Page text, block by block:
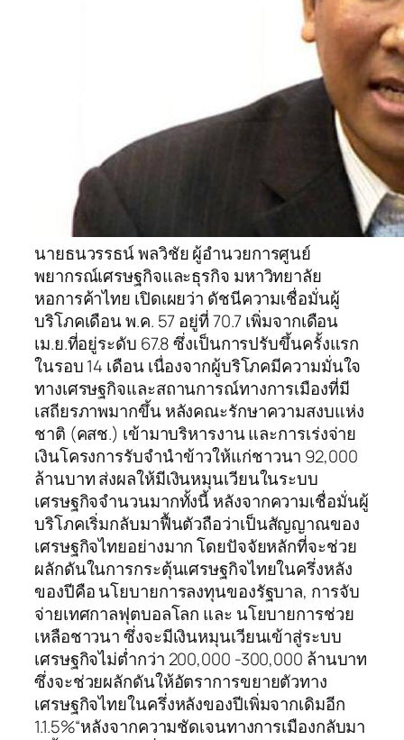
นายธนวรรธน์ พลวิชัย ผู้อำนวยการศูนย์
พยากรณ์เศรษฐกิจและธุรกิจ มหาวิทยาลัย
หอการค้าไทย เปิดเผยว่า ดัชนีความเชื่อมั่นผู้
บริโภคเดือน พ.ค. 57 อยู่ที่ 70.7 เพิ่มจากเดือน
เม.ย.ที่อยู่ระดับ 67.8 ซึ่งเป็นการปรับขึ้นครั้งแรก
ในรอบ 14 เดือน เนื่องจากผู้บริโภคมีความมั่นใจ
ทางเศรษฐกิจและสถานการณ์ทางการเมืองที่มี
เสถียรภาพมากขึ้น หลังคณะรักษาความสงบแห่ง
ชาติ (คสช.) เข้ามาบริหารงาน และการเร่งจ่าย
เงินโครงการรับจำนำข้าวให้แก่ชาวนา 92,000
ล้านบาท ส่งผลให้มีเงินหมุนเวียนในระบบ
เศรษฐกิจจำนวนมากทั้งนี้ หลังจากความเชื่อมั่นผู้
บริโภคเริ่มกลับมาฟื้นตัวถือว่าเป็นสัญญาณของ
เศรษฐกิจไทยอย่างมาก โดยปัจจัยหลักที่จะช่วย
ผลักดันในการกระตุ้นเศรษฐกิจไทยในครึ่งหลัง
ของปีคือ นโยบายการลงทุนของรัฐบาล, การจับ
จ่ายเทศกาลฟุตบอลโลก และ นโยบายการช่วย
เหลือชาวนา ซึ่งจะมีเงินหมุนเวียนเข้าสู่ระบบ
เศรษฐกิจไม่ต่ำกว่า 200,000 -300,000 ล้านบาท
ซึ่งจะช่วยผลักดันให้อัตราการขยายตัวทาง
เศรษฐกิจไทยในครึ่งหลังของปีเพิ่มจากเดิมอีก
1.1.5%“หลังจากความชัดเจนทางการเมืองกลับมา